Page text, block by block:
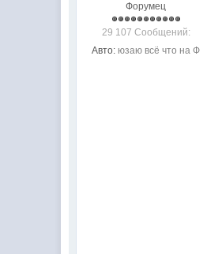
Форумец
29 107 Сообщений:
Авто: юзаю всё что на Ф